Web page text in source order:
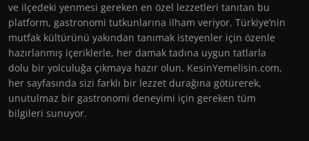
ve ilçedeki yenmesi gereken en özel lezzetleri tanıtan bu
platform, gastronomi tutkunlarına ilham veriyor. Türkiye’nin
mutfak kültürünü yakından tanımak isteyenler için özenle
hazırlanmış içeriklerle, her damak tadına uygun tatlarla
dolu bir yolculuğa çıkmaya hazır olun. KesinYemelisin.com,
her sayfasında sizi farklı bir lezzet durağına götürerek,
unutulmaz bir gastronomi deneyimi için gereken tüm
bilgileri sunuyor.